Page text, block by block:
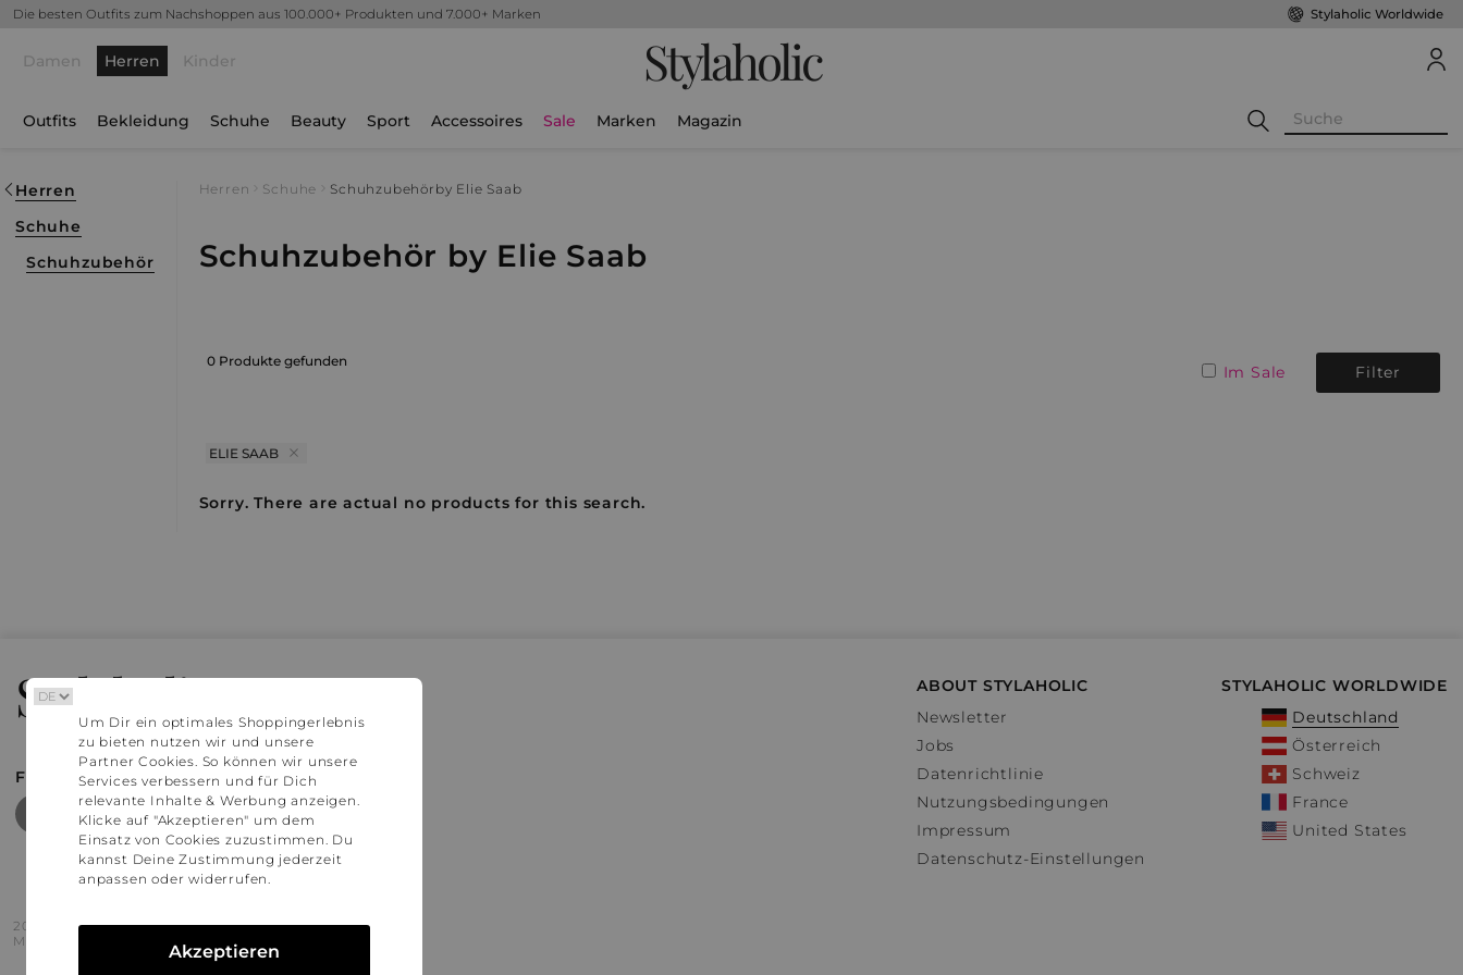
Die besten Outfits zum Nachshoppen aus 100.000+ Produkten und 7.000+ Marken Stylaholic Worldwide
Damen Herren Kinder Stylaholic
Outfits Bekleidung Schuhe Beauty Sport Accessoires Sale Marken Magazin
Herren
Schuhe
Schuhzubehör
Herren Schuhe Schuhzubehör by Elie Saab
Schuhzubehör by Elie Saab
0 Produkte gefunden
Im Sale Filter
ELIE SAAB
Sorry. There are actual no products for this search.
Stylaholic
FIND MORE INSPIRATION
ABOUT STYLAHOLIC
Newsletter
Jobs
Datenrichtlinie
Nutzungsbedingungen
Impressum
Datenschutz-Einstellungen
STYLAHOLIC WORLDWIDE
Deutschland
Österreich
Schweiz
France
United States
2016 - 2026 © Stylaholic.
Made for you with love in munich.
Um Dir ein optimales Shoppingerlebnis
zu bieten nutzen wir und unsere
Partner Cookies. So können wir unsere
Services verbessern und für Dich
relevante Inhalte & Werbung anzeigen.
Klicke auf "Akzeptieren" um dem
Einsatz von Cookies zuzustimmen. Du
kannst Deine Zustimmung jederzeit
anpassen oder widerrufen.
Akzeptieren